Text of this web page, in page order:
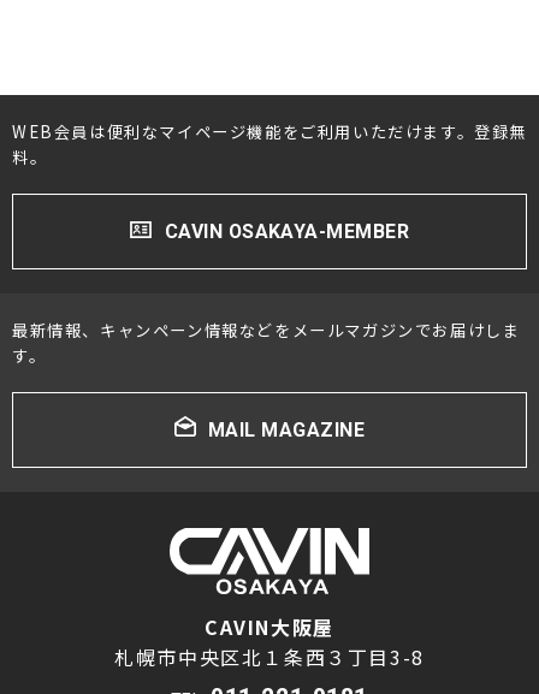
WEB会員は便利なマイページ機能をご利用いただけます。登録無
料。
CAVIN OSAKAYA-MEMBER
最新情報、キャンペーン情報などをメールマガジンでお届けしま
す。
MAIL MAGAZINE
CAVIN大阪屋
札幌市中央区北１条西３丁目3-8